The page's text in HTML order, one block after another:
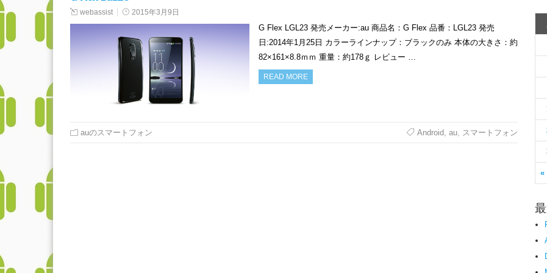
webassist 2015年3月9日
G Flex LGL23 発売メーカー:au 商品名：G Flex 品番：LGL23 発売
日:2014年1月25日 カラーラインナップ：ブラックのみ 本体の大きさ：約
82×161×8.8ｍｍ 重量：約178ｇ レビュー …
READ MORE
auのスマートフォン Android, au, スマートフォン
«